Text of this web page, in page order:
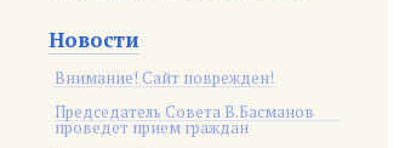
Новости
Внимание! Сайт поврежден!
Председатель Совета В.Басманов
проведет прием граждан